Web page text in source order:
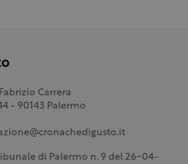
Carrera
- 90143 Palermo
di Palermo n. 9 del 26-04-